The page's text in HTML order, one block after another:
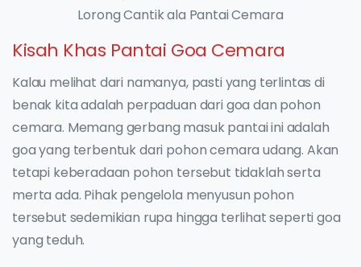
Lorong Cantik ala Pantai Cemara
Kisah Khas Pantai Goa Cemara
Kalau melihat dari namanya, pasti yang terlintas di
benak kita adalah perpaduan dari goa dan pohon
cemara. Memang gerbang masuk pantai ini adalah
goa yang terbentuk dari pohon cemara udang. Akan
tetapi keberadaan pohon tersebut tidaklah serta
merta ada. Pihak pengelola menyusun pohon
tersebut sedemikian rupa hingga terlihat seperti goa
yang teduh.